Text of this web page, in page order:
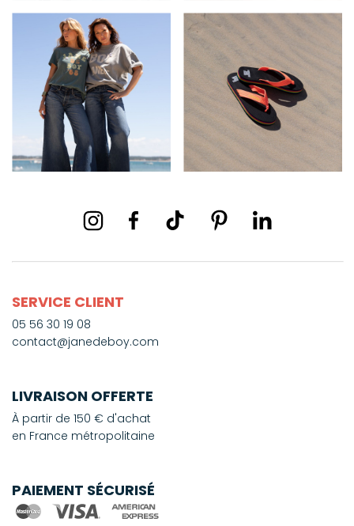
SERVICE CLIENT
05 56 30 19 08
contact@janedeboy.com
LIVRAISON OFFERTE
À partir de 150 € d'achat
en France métropolitaine
PAIEMENT SÉCURISÉ